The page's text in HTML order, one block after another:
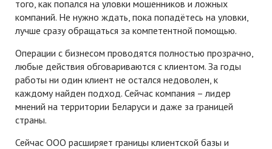
того, как попался на уловки мошенников и ложных
компаний. Не нужно ждать, пока попадётесь на уловки,
лучше сразу обращаться за компетентной помощью.
Операции с бизнесом проводятся полностью прозрачно,
любые действия обговариваются с клиентом. За годы
работы ни один клиент не остался недоволен, к
каждому найден подход. Сейчас компания – лидер
мнений на территории Беларуси и даже за границей
страны.
Сейчас ООО расширяет границы клиентской базы и